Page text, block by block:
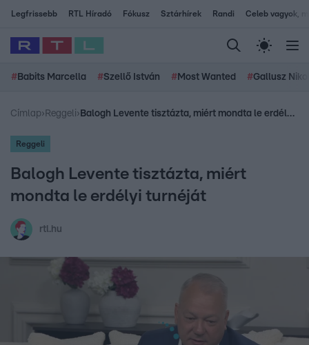
Legfrissebb RTL Híradó Fókusz Sztárhírek Randi Celeb vagyok,
# Babits Marcella #Szellő István # Most Wanted #Gallusz
Címlap› Reggeli› Balogh Levente tisztázta, miért mondta le erdélyi turnéját
Reggeli
Balogh Levente tisztázta, miért
mondta le erdélyi turnéját
rtl.hu